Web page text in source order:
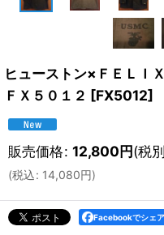
ヒューストン×ＦＥＬ
ＦＸ５０１２ [FX5012]
販売価格: 12,800円(税
(税込: 14,080円)
Facebookでシェア